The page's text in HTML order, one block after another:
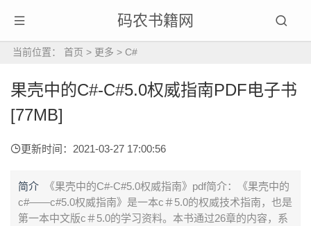
码农书籍网
当前位置： 首页 > 更多 > C#
果壳中的C#-C#5.0权威指南PDF电子书
[77MB]
更新时间：2021-03-27 17:00:56
简介
《果壳中的C#-C#5.0权威指南》pdf简介：《果壳中的
c#——c#5.0权威指南》是一本c＃5.0的权威技术指南，也是
第一本中文版c＃5.0的学习资料。本书通过26章的内容，系